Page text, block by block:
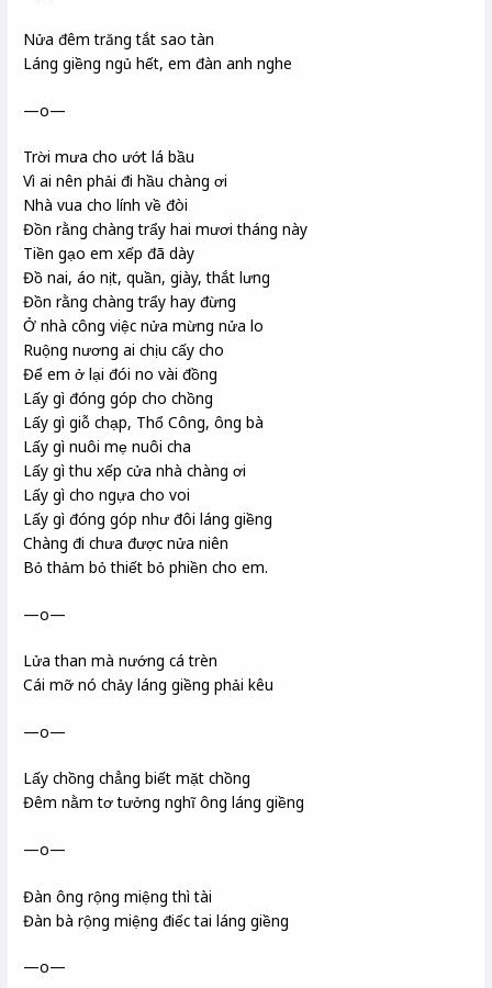
Nửa đêm trăng tắt sao tàn
Láng giềng ngủ hết, em đàn anh nghe
—o—
Trời mưa cho ướt lá bầu
Vì ai nên phải đi hầu chàng ơi
Nhà vua cho lính về đòi
Đồn rằng chàng trẩy hai mươi tháng này
Tiền gạo em xếp đã dày
Đồ nai, áo nịt, quần, giày, thắt lưng
Đồn rằng chàng trẩy hay đừng
Ở nhà công việc nửa mừng nửa lo
Ruộng nương ai chịu cấy cho
Để em ở lại đói no vài đồng
Lấy gì đóng góp cho chồng
Lấy gì giỗ chạp, Thổ Công, ông bà
Lấy gì nuôi mẹ nuôi cha
Lấy gì thu xếp cửa nhà chàng ơi
Lấy gì cho ngựa cho voi
Lấy gì đóng góp như đôi láng giềng
Chàng đi chưa được nửa niên
Bỏ thảm bỏ thiết bỏ phiền cho em.
—o—
Lửa than mà nướng cá trèn
Cái mỡ nó chảy láng giềng phải kêu
—o—
Lấy chồng chẳng biết mặt chồng
Đêm nằm tơ tưởng nghĩ ông láng giềng
—o—
Đàn ông rộng miệng thì tài
Đàn bà rộng miệng điếc tai láng giềng
—o—